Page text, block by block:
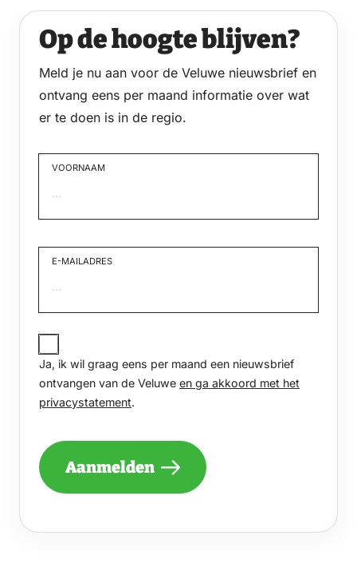
Op de hoogte blijven?
Meld je nu aan voor de Veluwe nieuwsbrief en
ontvang eens per maand informatie over wat
er te doen is in de regio.
VOORNAAM
E-MAILADRES
JA,
IK
WIL
GRAAG
PER
EEN
ONTVANGEN
EN
Ja, ik wil graag eens per maand een nieuwsbrief
ontvangen van de Veluwe en ga akkoord met het
privacystatement.
Aanmelden